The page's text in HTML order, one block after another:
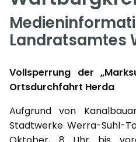
Landratsamtes
Vollsperrung der
Ortsdurchfahrt Herda
Aufgrund von
Stadtwerke Werra-Suhl-